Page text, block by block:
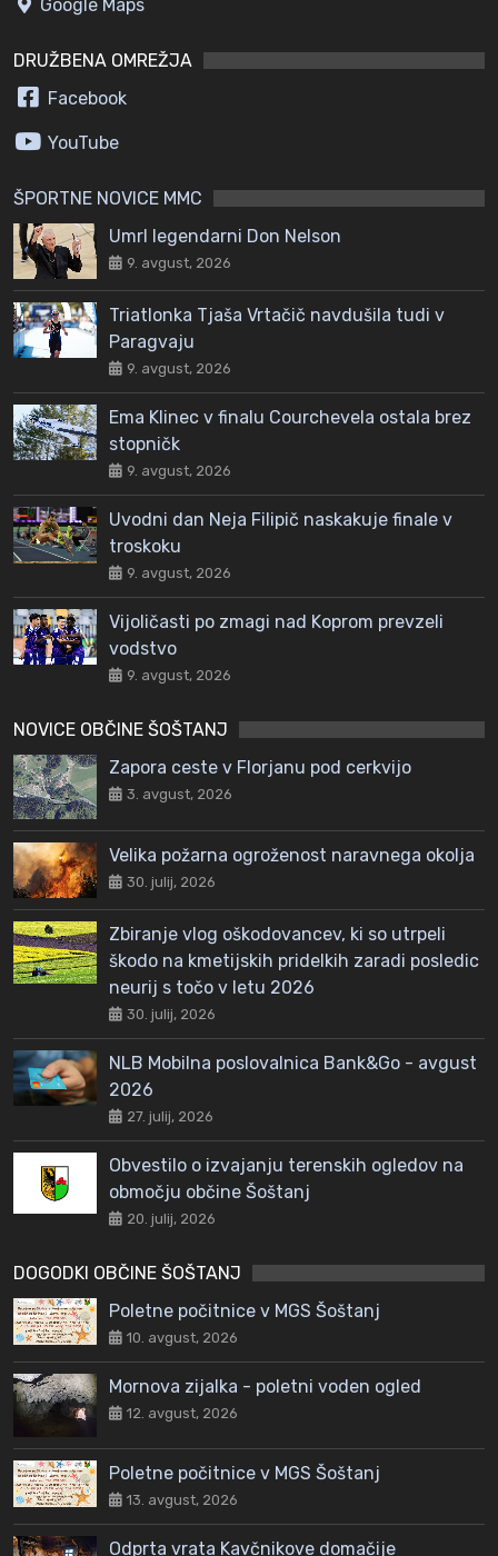
Google Maps
DRUŽBENA OMREŽJA
Facebook
YouTube
ŠPORTNE NOVICE MMC
Umrl legendarni Don Nelson
9. avgust, 2026
Triatlonka Tjaša Vrtačič navdušila tudi v
Paragvaju
9. avgust, 2026
Ema Klinec v finalu Courchevela ostala brez
stopničk
9. avgust, 2026
Uvodni dan Neja Filipič naskakuje finale v
troskoku
9. avgust, 2026
Vijoličasti po zmagi nad Koprom prevzeli
vodstvo
9. avgust, 2026
NOVICE OBČINE ŠOŠTANJ
Zapora ceste v Florjanu pod cerkvijo
3. avgust, 2026
Velika požarna ogroženost naravnega okolja
30. julij, 2026
Zbiranje vlog oškodovancev, ki so utrpeli
škodo na kmetijskih pridelkih zaradi posledic
neurij s točo v letu 2026
30. julij, 2026
NLB Mobilna poslovalnica Bank&Go - avgust
2026
27. julij, 2026
Obvestilo o izvajanju terenskih ogledov na
območju občine Šoštanj
20. julij, 2026
DOGODKI OBČINE ŠOŠTANJ
Poletne počitnice v MGS Šoštanj
10. avgust, 2026
Mornova zijalka - poletni voden ogled
12. avgust, 2026
Poletne počitnice v MGS Šoštanj
13. avgust, 2026
Odprta vrata Kavčnikove domačije